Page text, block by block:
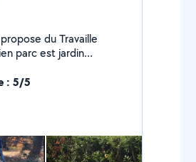
du Travaille
parc est jardin
: 5/5